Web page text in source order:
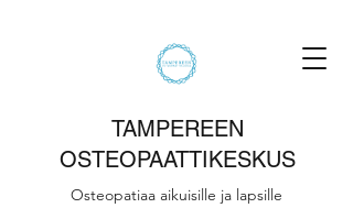
TAMPEREEN
OSTEOPAATTIKESKUS
Osteopatiaa aikuisille ja lapsille